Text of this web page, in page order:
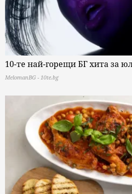
10-те най-горещи БГ хита за
MelomanBG - 10te.bg